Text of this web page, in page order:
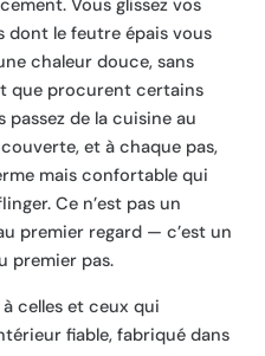
Vous glissez vos
dont le feutre épais vous
chaleur douce, sans
que procurent certains
de la cuisine au
et à chaque pas,
mais confortable qui
Ce n’est pas un
premier regard — c’est un
premier pas.
à celles et ceux qui
fiable, fabriqué dans